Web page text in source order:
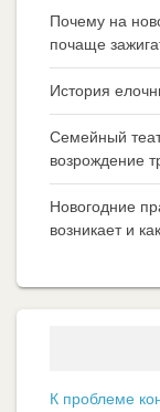
Почему на
почаще
История
Семейный
возрождение
Новогодние
возникает и
К проблеме